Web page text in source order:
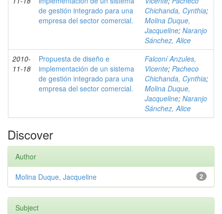
de gestión integrado para una
empresa del sector comercial.
Chichanda, Cynthia;
Molina Duque,
Jacqueline; Naranjo
Sánchez, Alice
2010-
11-18
Propuesta de diseño e
implementación de un sistema
de gestión integrado para una
empresa del sector comercial.
Falconí Anzules,
Vicente; Pacheco
Chichanda, Cynthia;
Molina Duque,
Jacqueline; Naranjo
Sánchez, Alice
Discover
Author
2
Molina Duque, Jacqueline
Subject